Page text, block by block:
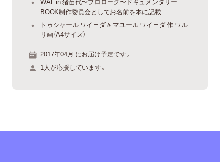
BOOK制作委員会としてお名前を本に記載
トゥシャール ワイェダ & マユール ワイェダ 作 ワル
リ画（A4サイズ）
2017年04月 にお届け予定です。
1人が応援しています。